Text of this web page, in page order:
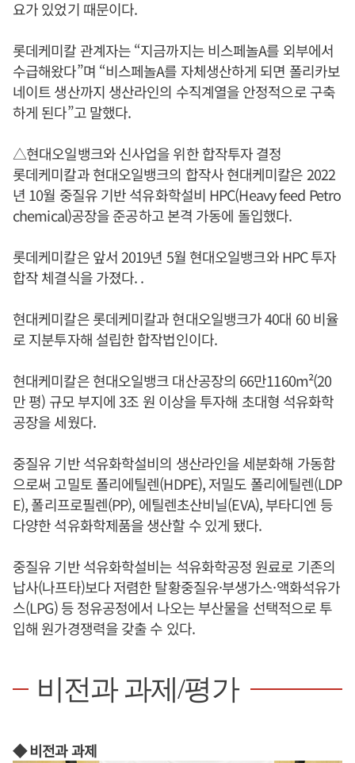
요가 있었기 때문이다.
롯데케미칼 관계자는 “지금까지는 비스페놀A를 외부에서
수급해왔다”며 “비스페놀A를 자체생산하게 되면 폴리카보
네이트 생산까지 생산라인의 수직계열을 안정적으로 구축
하게 된다”고 말했다.
△현대오일뱅크와 신사업을 위한 합작투자 결정
롯데케미칼과 현대오일뱅크의 합작사 현대케미칼은 2022
년 10월 중질유 기반 석유화학설비 HPC(Heavy feed Petro
chemical)공장을 준공하고 본격 가동에 돌입했다.
롯데케미칼은 앞서 2019년 5월 현대오일뱅크와 HPC 투자
합작 체결식을 가졌다. .
현대케미칼은 롯데케미칼과 현대오일뱅크가 40대 60 비율
로 지분투자해 설립한 합작법인이다.
현대케미칼은 현대오일뱅크 대산공장의 66만1160m²(20
만 평) 규모 부지에 3조 원 이상을 투자해 초대형 석유화학
공장을 세웠다.
중질유 기반 석유화학설비의 생산라인을 세분화해 가동함
으로써 고밀토 폴리에틸렌(HDPE), 저밀도 폴리에틸렌(LDP
E), 폴리프로필렌(PP), 에틸렌초산비닐(EVA), 부타디엔 등
다양한 석유화학제품을 생산할 수 있게 됐다.
중질유 기반 석유화학설비는 석유화학공정 원료로 기존의
납사(나프타)보다 저렴한 탈황중질유·부생가스·액화석유가
스(LPG) 등 정유공정에서 나오는 부산물을 선택적으로 투
입해 원가경쟁력을 갖출 수 있다.
비전과 과제/평가
◆ 비전과 과제